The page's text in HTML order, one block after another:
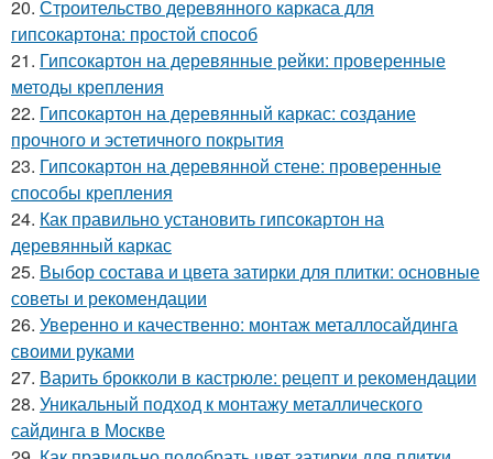
20. Строительство деревянного каркаса для
гипсокартона: простой способ
21. Гипсокартон на деревянные рейки: проверенные
методы крепления
22. Гипсокартон на деревянный каркас: создание
прочного и эстетичного покрытия
23. Гипсокартон на деревянной стене: проверенные
способы крепления
24. Как правильно установить гипсокартон на
деревянный каркас
25. Выбор состава и цвета затирки для плитки: основные
советы и рекомендации
26. Уверенно и качественно: монтаж металлосайдинга
своими руками
27. Варить брокколи в кастрюле: рецепт и рекомендации
28. Уникальный подход к монтажу металлического
сайдинга в Москве